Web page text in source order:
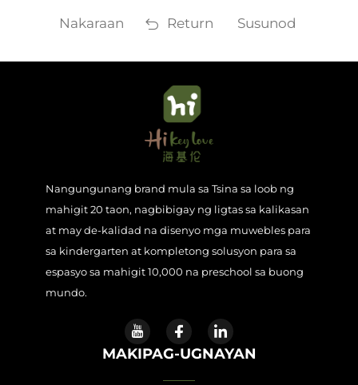
Nakaraan Return Susunod
Nangungunang brand mula sa Tsina sa loob ng
mahigit 20 taon, nagbibigay ng ligtas sa kalikasan
at may de-kalidad na disenyo mga muwebles para
sa kindergarten at kompletong solusyon para sa
espasyo sa mahigit 10,000 na preschool sa buong
mundo.
MAKIPAG-UGNAYAN